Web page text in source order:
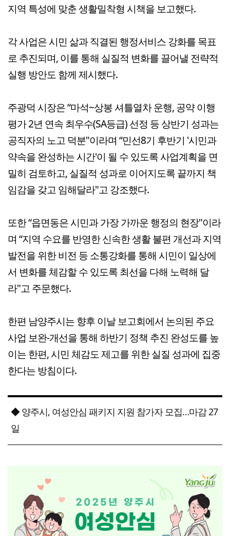
지역 특성에 맞춘 생활밀착형 시책을 보고했다.
각 사업은 시민 삶과 직결된 행정서비스 강화를 목표
로 추진되며, 이를 통해 실질적 변화를 끌어낼 전략적
실행 방안도 함께 제시했다.
주광덕 시장은 “마석~상봉 셔틀열차 운행, 공약 이행
평가 2년 연속 최우수(SA등급) 선정 등 상반기 성과는
공직자의 노고 덕분"이라며 “민선8기 후반기 '시민과
약속을 완성하는 시간'이 될 수 있도록 사업계획을 면
밀히 검토하고, 실질적 성과로 이어지도록 끝까지 책
임감을 갖고 임해달라"고 강조했다.
또한 “읍면동은 시민과 가장 가까운 행정의 현장"이라
며 “지역 수요를 반영한 신속한 생활 불편 개선과 지역
발전을 위한 비전 등 소통강화를 통해 시민이 일상에
서 변화를 체감할 수 있도록 최선을 다해 노력해 달
라"고 주문했다.
한편 남양주시는 향후 이날 보고회에서 논의된 주요
사업 보완-개선을 통해 하반기 정책 추진 완성도를 높
이는 한편, 시민 체감도 제고를 위한 실질 성과에 집중
한다는 방침이다.
◆ 양주시, 여성안심 패키지 지원 참가자 모집…마감 27
일